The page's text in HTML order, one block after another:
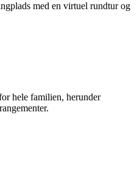
med en virtuel rundtur og
hele familien, herunder